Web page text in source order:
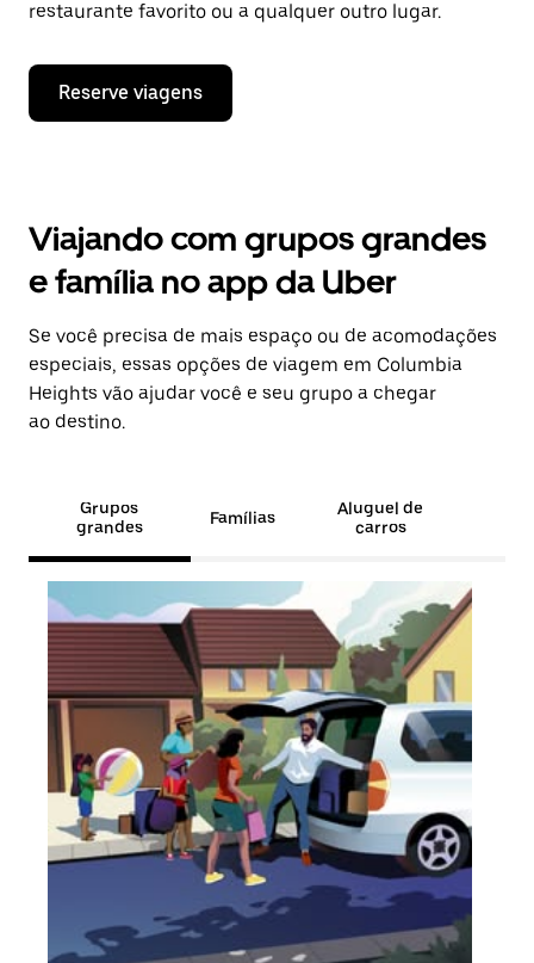
restaurante favorito ou a qualquer outro lugar.
Reserve viagens
Viajando com grupos grandes
e família no app da Uber
Se você precisa de mais espaço ou de acomodações
especiais, essas opções de viagem em Columbia
Heights vão ajudar você e seu grupo a chegar
ao destino.
Grupos
grandes
Famílias
Aluguel de
carros